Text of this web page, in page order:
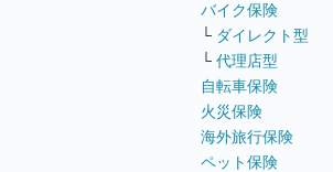
バイク保険
└ ダイレクト型
└ 代理店型
自転車保険
火災保険
海外旅行保険
ペット保険